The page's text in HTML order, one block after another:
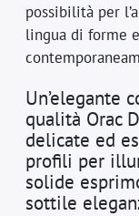
possibilità per
lingua di forme
Un’elegante
qualità Orac
delicate ed
profili per
solide
sottile